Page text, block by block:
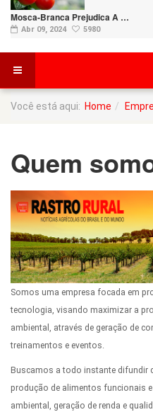
Mosca-Branca Prejudica A …
Abr 09, 2024 5980
Você está aqui: Home
Quem
Somos uma empresa focada em
tecnologia, visando maximizar a
ambiental, através de geração de
treinamentos e eventos.
Buscamos a todo instante difundir
produção de alimentos funcionais
ambiental, geração de renda e